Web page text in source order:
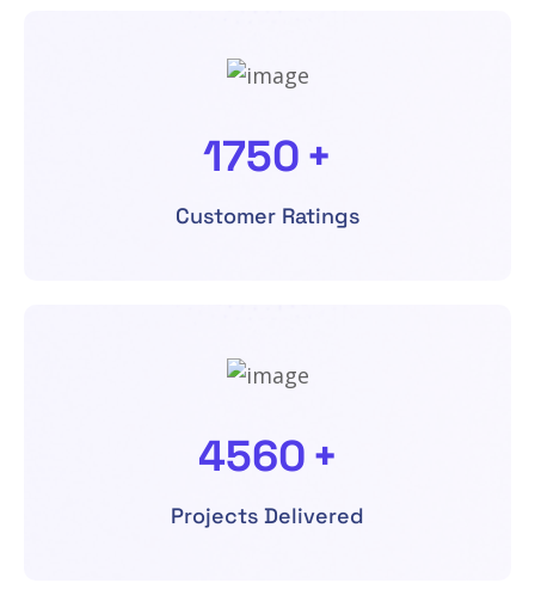
1750+
Customer Ratings
4560+
Projects Delivered